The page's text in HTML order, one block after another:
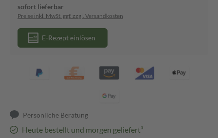
sofort lieferbar
Preise inkl. MwSt. ggf. zzgl. Versandkosten
E-Rezept einlösen
Persönliche Beratung
Heute bestellt und morgen geliefert³